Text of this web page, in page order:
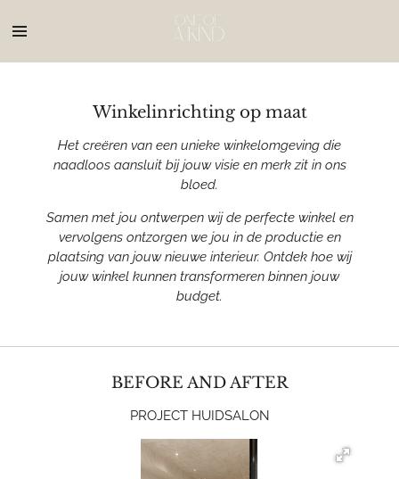
direct
Winkelinrichting op maat
Het creëren van een unieke winkelomgeving die
naadloos aansluit bij jouw visie en merk zit in ons
bloed.
Samen met jou ontwerpen wij de perfecte winkel en
vervolgens ontzorgen we jou in de productie en
plaatsing van jouw nieuwe interieur. Ontdek hoe wij
jouw winkel kunnen transformeren binnen jouw
budget.
BEFORE AND AFTER
PROJECT HUIDSALON